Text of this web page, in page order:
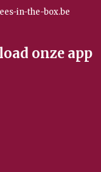
in-the-box.be
onze app